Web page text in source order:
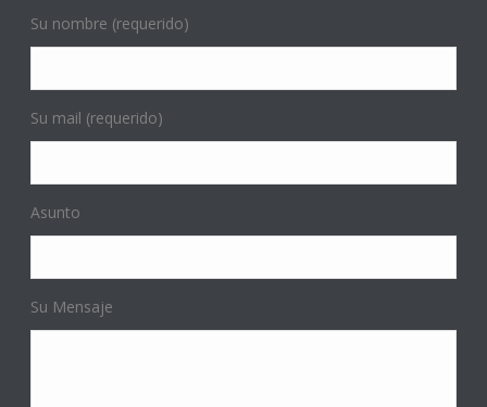
Su nombre (requerido)
Su mail (requerido)
Asunto
Su Mensaje